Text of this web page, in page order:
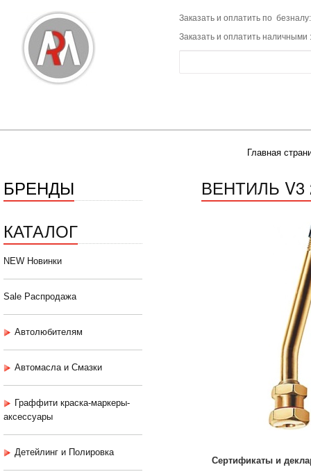
Заказать и оплатить по
Заказать и оплатить наличными
Главная
БРЕНДЫ
КАТАЛОГ
NEW Новинки
Sale Распродажа
Автолюбителям
Автомасла и Смазки
Граффити краска-маркеры-
аксессуары
Детейлинг и Полировка
ВЕНТИЛЬ V3
Сертификаты и